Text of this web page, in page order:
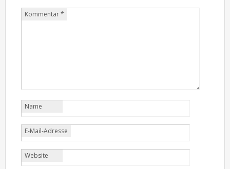
Kommentar*
Name
E-Mail-Adresse
Website